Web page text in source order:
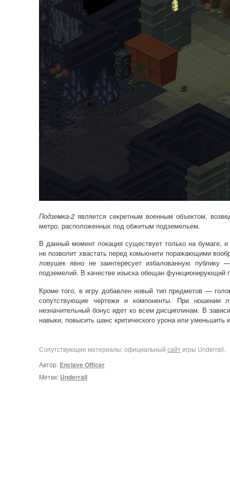
Подземка-2является секретным военным объектом,
метро, расположенных под обжитым подземельем.
В данный момент локация существует только на бумаге, и
не позволит хвастать перед комьюнити поражающими
ловушек явно не заинтересует избалованную
подземелий. В качестве изыска обещан функционирующий
Кроме того, в игру добавлен новый тип предметов —
сопутствующие чертежи и компоненты. При ношении
незначительный бонус идет ко всем дисциплинам. В
навыки, повысить шанс критического урона или уменьшить
Сопутствующие материалы: официальный сайт игры Underrail.
Автор: Enclave Officer
Метки: Underrail